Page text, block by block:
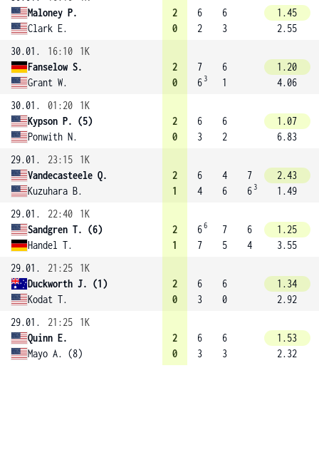
Maloney P.
Clark E.
2
0
6
2
6
3
1.45
2.55
30.01.
16:10
1K
Fanselow S.
Grant W.
2
0
7
6 3
6
1
1.20
4.06
30.01.
01:20
1K
Kypson P. (5)
Ponwith N.
2
0
6
3
6
2
1.07
6.83
29.01.
23:15
1K
Vandecasteele Q.
Kuzuhara B.
2
1
6
4
4
6
7
6 3
2.43
1.49
29.01.
22:40
1K
Sandgren T. (6)
Handel T.
2
1
66
7
7
5
6
4
1.25
3.55
29.01.
21:25
1K
Duckworth J. (1)
Kodat T.
2
0
6
3
6
0
1.34
2.92
29.01.
21:25
1K
Quinn E.
Mayo A. (8)
2
0
6
3
6
3
1.53
2.32